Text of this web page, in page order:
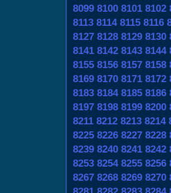
8099 8100 8101 8102
8113 8114 8115 8116
8127 8128 8129 8130
8141 8142 8143 8144
8155 8156 8157 8158
8169 8170 8171 8172
8183 8184 8185 8186
8197 8198 8199 8200
8211 8212 8213 8214
8225 8226 8227 8228
8239 8240 8241 8242
8253 8254 8255 8256
8267 8268 8269 8270